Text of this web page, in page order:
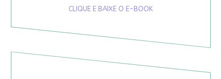
CLIQUE E BAIXE O E-BOOK